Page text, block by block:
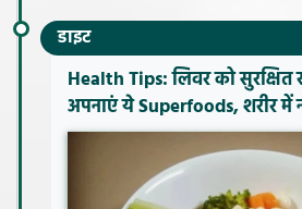
डाइट
Health Tips: लिवर को
अपनाएं ये Superfoods, शरीर में